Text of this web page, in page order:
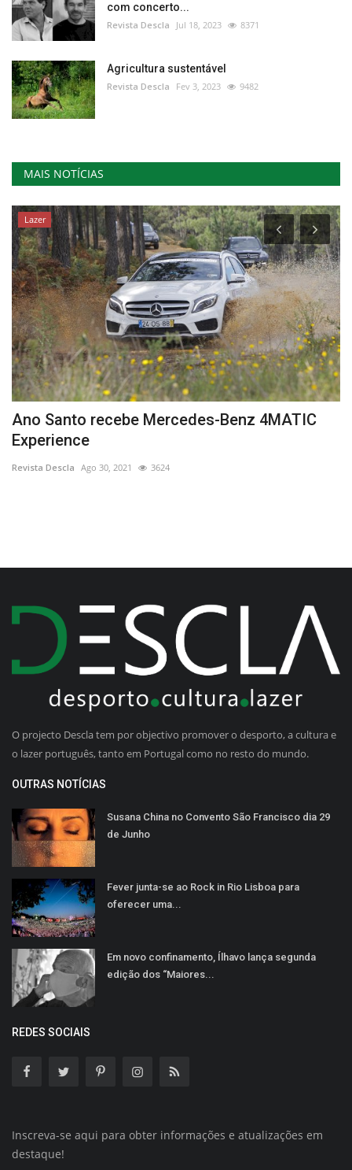
com concerto...
Revista Descla Jul 18, 2023 8371
Agricultura sustentável
Revista Descla Fev 3, 2023 9482
MAIS NOTÍCIAS
Lazer
Ano Santo recebe Mercedes-Benz 4MATIC
Experience
Revista Descla Ago 30, 2021 3624
O projecto Descla tem por objectivo promover o desporto, a cultura e
o lazer português, tanto em Portugal como no resto do mundo.
OUTRAS NOTÍCIAS
Susana China no Convento São Francisco dia 29
de Junho
Fever junta-se ao Rock in Rio Lisboa para
oferecer uma...
Em novo confinamento, Ílhavo lança segunda
edição dos “Maiores...
REDES SOCIAIS
Inscreva-se aqui para obter informações e atualizações em
destaque!